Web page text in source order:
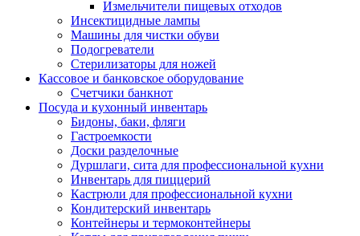
Измельчители пищевых отходов
Инсектицидные лампы
Машины для чистки обуви
Подогреватели
Стерилизаторы для ножей
Кассовое и банковское оборудование
Счетчики банкнот
Посуда и кухонный инвентарь
Бидоны, баки, фляги
Гастроемкости
Доски разделочные
Дуршлаги, сита для профессиональной кухни
Инвентарь для пиццерий
Кастрюли для профессиональной кухни
Кондитерский инвентарь
Контейнеры и термоконтейнеры